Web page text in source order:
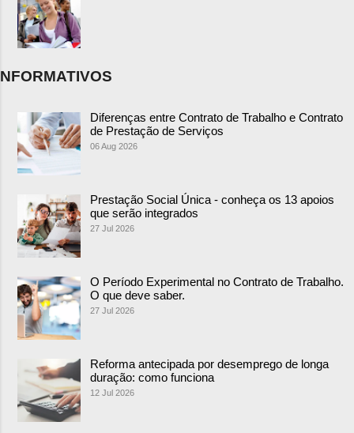
NFORMATIVOS
Diferenças entre Contrato de Trabalho e Contrato
de Prestação de Serviços
06 Aug 2026
Prestação Social Única - conheça os 13 apoios
que serão integrados
27 Jul 2026
O Período Experimental no Contrato de Trabalho.
O que deve saber.
27 Jul 2026
Reforma antecipada por desemprego de longa
duração: como funciona
12 Jul 2026